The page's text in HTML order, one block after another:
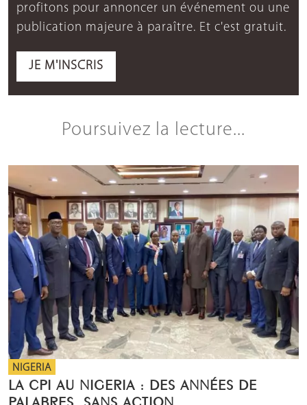
profitons pour annoncer un événement ou une
publication majeure à paraître. Et c'est gratuit.
JE M'INSCRIS
Poursuivez la lecture...
NIGERIA
LA CPI AU NIGERIA : DES ANNÉES DE
PALABRES, SANS ACTION